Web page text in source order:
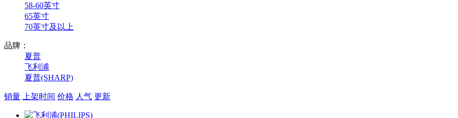
58-60英寸
65英寸
70英寸及以上
品牌：
夏普
飞利浦
夏普(SHARP)
销量 上架时间 价格 人气 更新